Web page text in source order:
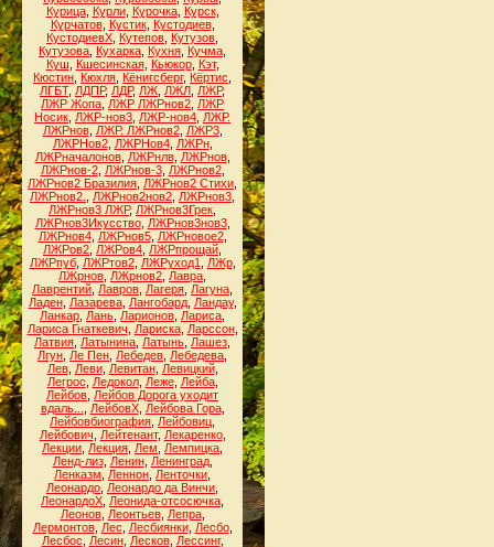
Курица, Курли, Курочка, Курск,
Курчатов, Кустик, Кустодиев,
КустодиевХ Кутепов Кутузов
Кутузова Кухарка Кухня Кучма
Куш
Кшесинская, Кьюкор, Кэт,
Кюстин Кюхля Кёнигсберг, Кёртис
ЛГБТ, ЛДПР, ЛДР, ЛЖ ЛЖЛ ЛЖР,
ЛЖР Жопа ЛЖР ЛЖРнов2 ЛЖР
Носик ЛЖР-нов3 ЛЖР-нов4 ЛЖР.
ЛЖРнов, ЛЖР. ЛЖРнов2, ЛЖР3,
ЛЖРНов2, ЛЖРНов4, ЛЖРн,
ЛЖРначалонов, ЛЖРнлв, ЛЖРнов,
ЛЖРнов-2, ЛЖРнов-3, ЛЖРнов2,
ЛЖРнов2 Бразилия ЛЖРнов2 Стихи
ЛЖРнов2.
ЛЖРнов2нов2 ЛЖРнов3
ЛЖРнов3 ЛЖР, ЛЖРнов3Грек
ЛЖРнов3Икусство, ЛЖРнов3нов3,
ЛЖРнов4, ЛЖРнов5, ЛЖРновое2,
ЛЖРов2 ЛЖРов4 ЛЖРпрощай
ЛЖРпуб, ЛЖРтов2, ЛЖРуход1 ЛЖр,
ЛЖрнов ЛЖрнов2 Лавра
Лаврентий Лавров Лагеря Лагуна
Ладен, Лазарева, Лангобард, Ландау,
Ланкар Лань Ларионов Лариса
Лариса Гнаткевич
Лариска, Ларссон,
Латвия Латынина Латынь Лашез
Лгун Ле Пен Лебедев Лебедева
Лев, Леви, Левитан, Левицкий,
Легрос
Ледокол, Леже, Лейба,
Лейбов Лейбов Дорога уходит
вдаль...
ЛейбовХ, Лейбова Гора,
Лейбовбиография Лейбовиц
Лейбович
Лейтенант, Лекаренко,
Лекции Лекция Лем Лемпицка
Ленд-лиз, Ленин, Ленинград,
Ленказм
Леннон Ленточки
Леонардо Леонардо да Винчи
ЛеонардоХ Леонида-отсосючка
Леонов, Леонтьев, Лепра,
Лермонтов, Лес Лесбиянки, Лесбо,
Лесбос
Лесин, Лесков, Лессинг,